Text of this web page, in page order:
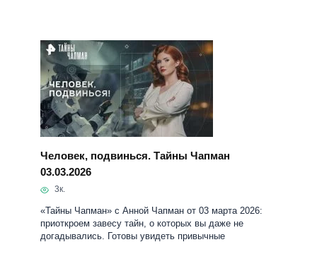
Человек, подвинься. Тайны Чапман
03.03.2026
3к.
«Тайны Чапман» с Анной Чапман от 03 марта 2026:
приоткроем завесу тайн, о которых вы даже не